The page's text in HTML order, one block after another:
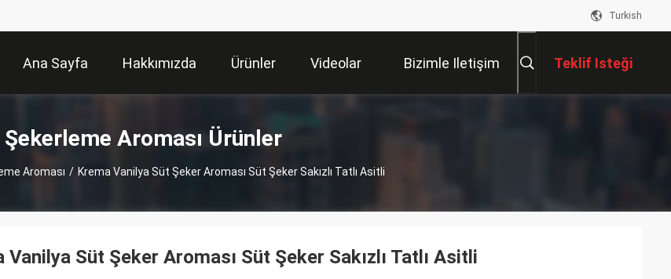
Turkish
Ana Sayfa Hakkımızda Ürünler Videolar Bizimle Iletişim Teklif Isteği
Şekerleme Aroması Ürünler
Aroması / Krema Vanilya Süt Şeker Aroması Süt Şeker Sakızlı Tatlı Asitli
Vanilya Süt Şeker Aroması Süt Şeker Sakızlı Tatlı Asitli